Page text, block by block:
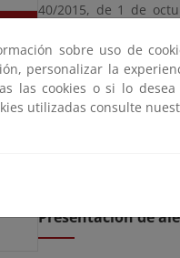
40/2015, de 1 de
Decreto por el
ejercicio
por ley que agrupen
fines guarden
Presentación de
sobre uso de
personalizar la
las cookies o si lo
utilizadas consulte